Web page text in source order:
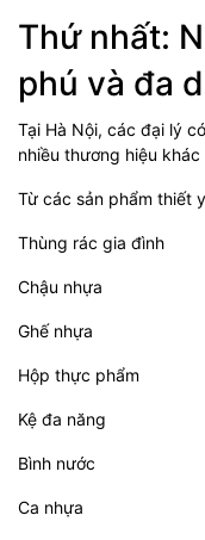
Thứ nhất:
phú và đa
Tại Hà Nội, các đại lý
nhiều thương hiệu khác
Từ các sản phẩm thiết
Thùng rác gia đình
Chậu nhựa
Ghế nhựa
Hộp thực phẩm
Kệ đa năng
Bình nước
Ca nhựa